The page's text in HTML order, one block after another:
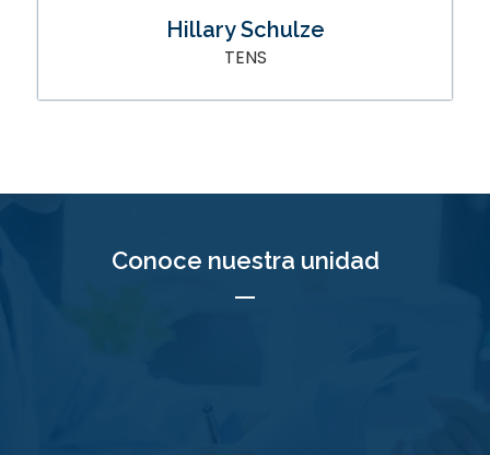
Hillary Schulze
TENS
Conoce nuestra unidad